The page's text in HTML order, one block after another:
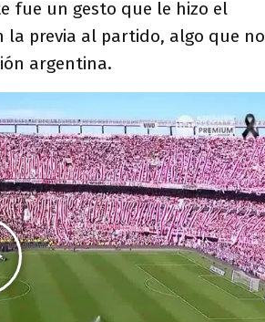
fue un gesto que le hizo el
previa al partido, algo que no
argentina.